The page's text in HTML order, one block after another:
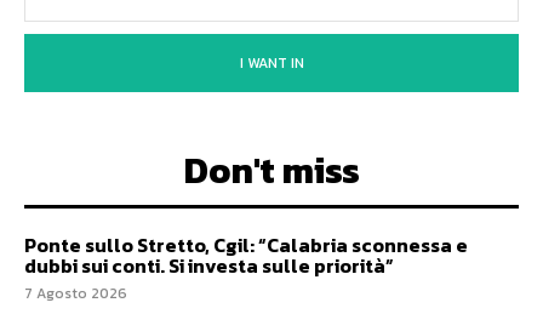
I WANT IN
Don't miss
Ponte sullo Stretto, Cgil: “Calabria sconnessa e
dubbi sui conti. Si investa sulle priorità”
7 Agosto 2026